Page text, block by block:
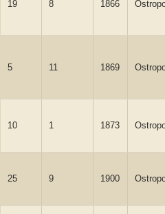
19 8 1866
5 11 1869
10 1 1873
25 9 1900